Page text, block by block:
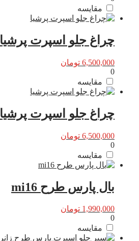
مقایسه
چراغ جلو اسپرت پرشیا
6,500,000 تومان
0
مقایسه
چراغ جلو اسپرت پرشیا
6,500,000 تومان
0
مقایسه
بال پارس طرح mi16
1,990,000 تومان
0
مقایسه